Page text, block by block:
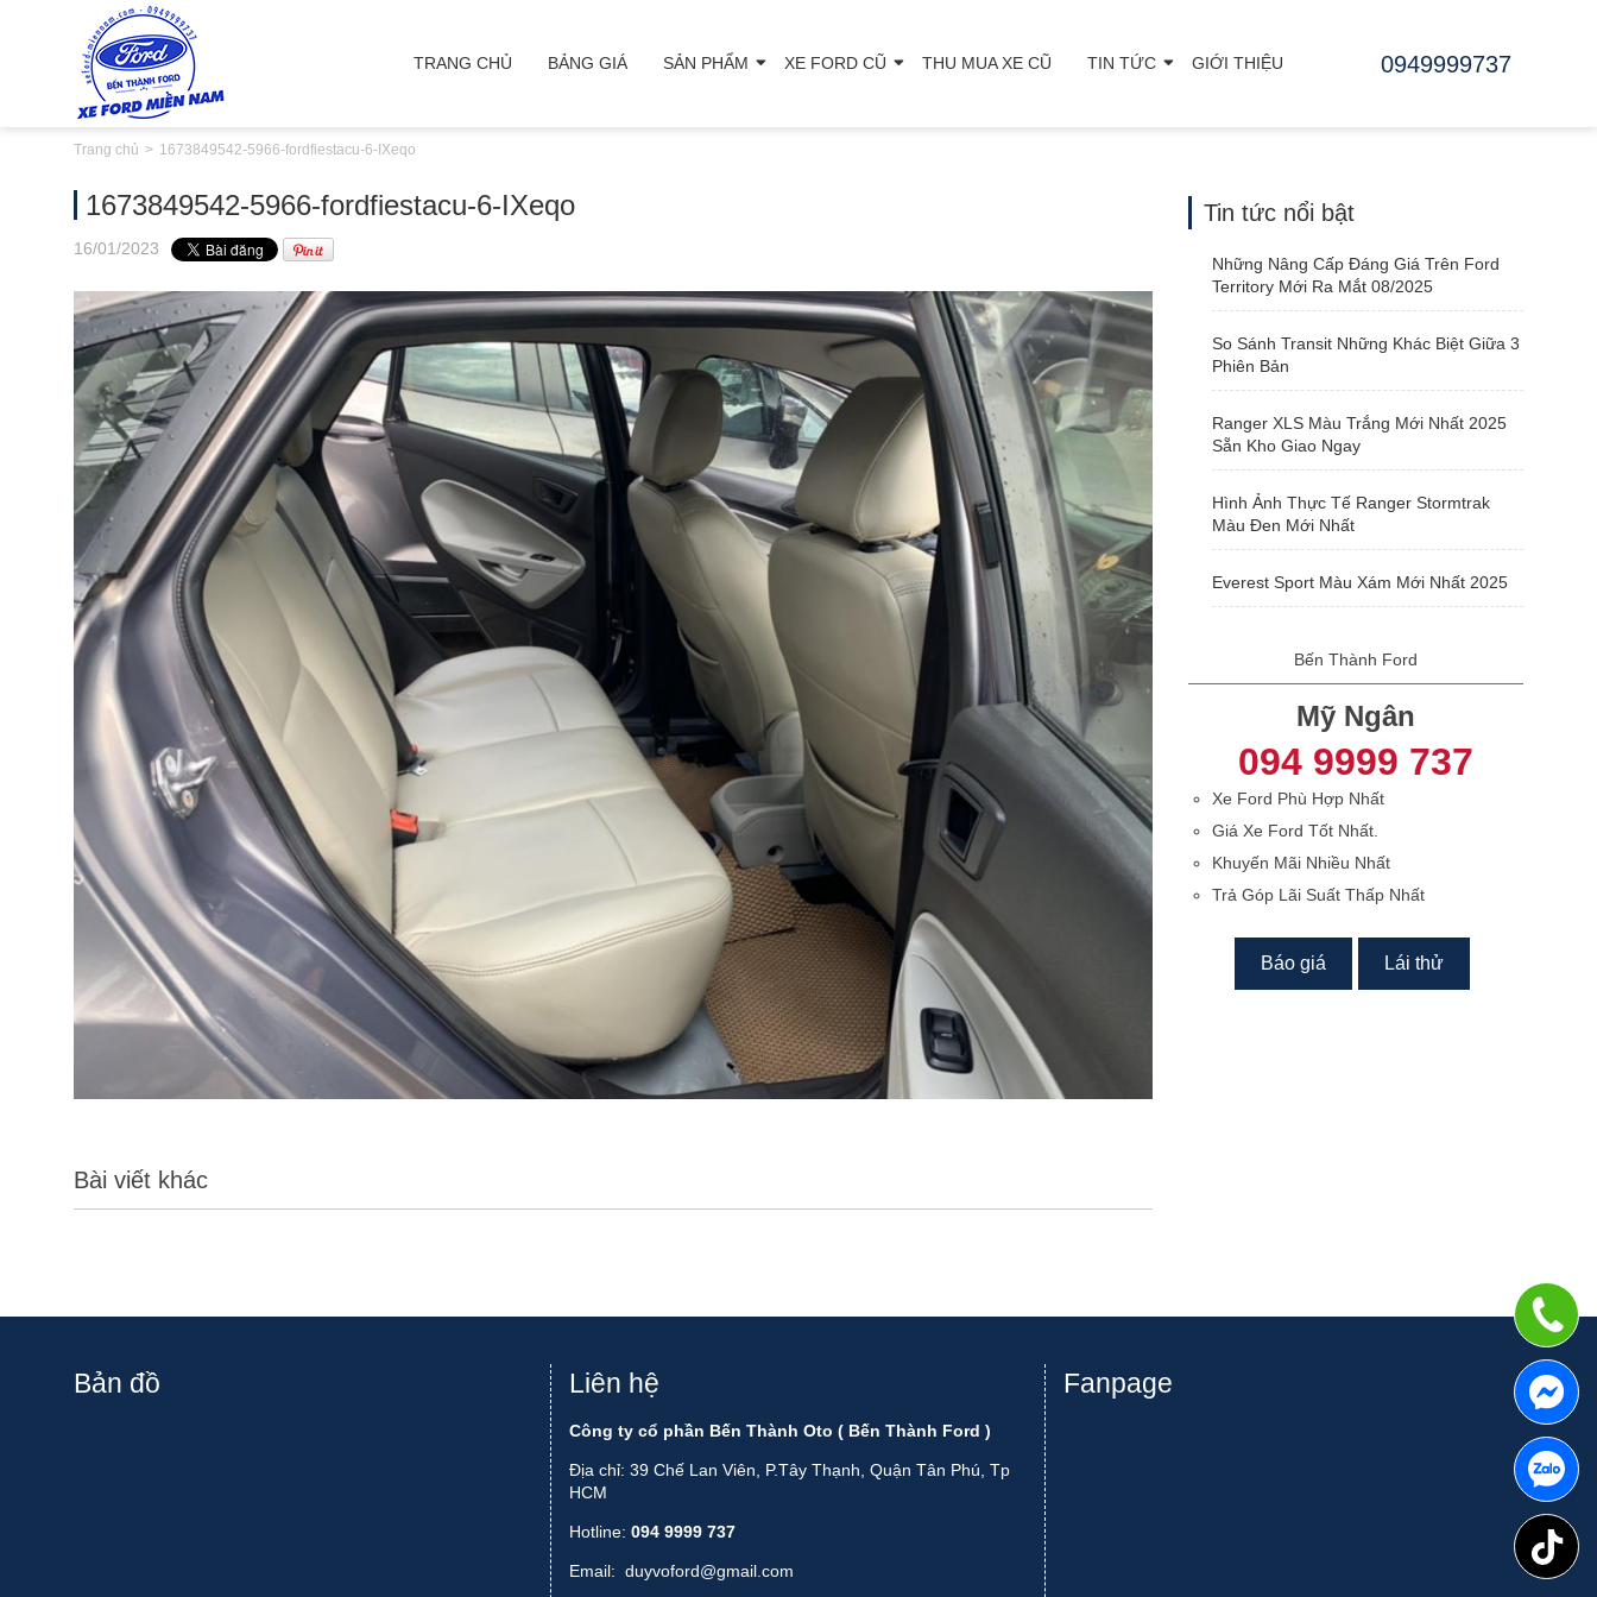
TRANG CHỦ BẢNG GIÁ SẢN PHẨM XE FORD CŨ THU MUA XE CŨ TIN TỨC GIỚI THIỆU 0949999737
Trang chủ 1673849542-5966-fordfiestacu-6-IXeqo
1673849542-5966-fordfiestacu-6-IXeqo
16/01/2023
Bài viết khác
Tin tức nổi bật
Những Nâng Cấp Đáng Giá Trên Ford
Territory Mới Ra Mắt 08/2025
So Sánh Transit Những Khác Biệt Giữa 3
Phiên Bản
Ranger XLS Màu Trắng Mới Nhất 2025
Sẵn Kho Giao Ngay
Hình Ảnh Thực Tế Ranger Stormtrak
Màu Đen Mới Nhất
Everest Sport Màu Xám Mới Nhất 2025
Bến Thành Ford
Mỹ Ngân
094 9999 737
Xe Ford Phù Hợp Nhất
Giá Xe Ford Tốt Nhất.
Khuyến Mãi Nhiều Nhất
Trả Góp Lãi Suất Thấp Nhất
Báo giá Lái thử
Bản đồ Liên hệ
Công ty cổ phần Bến Thành Oto ( Bến Thành Ford )
Địa chỉ: 39 Chế Lan Viên, P.Tây Thạnh, Quận Tân Phú, Tp
HCM
Hotline: 094 9999 737
Email: duyvoford@gmail.com
Fanpage